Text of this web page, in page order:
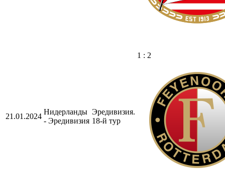
21.01.2024
Нидерланды
- Эредивизия
Эредивизия.
18-й тур
1 : 2